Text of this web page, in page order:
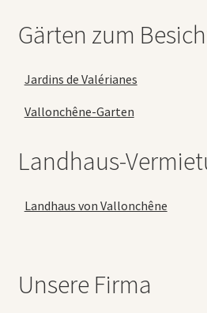
Gärten zum
Jardins de Valérianes
Vallonchêne-Garten
Landhaus-
Landhaus von Vallonchêne
Unsere Firma